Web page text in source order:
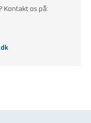
Kontakt os på: